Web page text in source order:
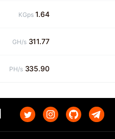
1.64
KGps
311.77
GH/s
335.90
PH/s